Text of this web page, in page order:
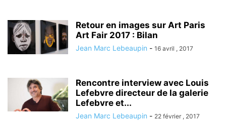
Retour en images sur Art Paris
Art Fair 2017 : Bilan
Jean Marc Lebeaupin - 16 avril , 2017
Rencontre interview avec Louis
Lefebvre directeur de la galerie
Lefebvre et...
Jean Marc Lebeaupin - 22 février , 2017